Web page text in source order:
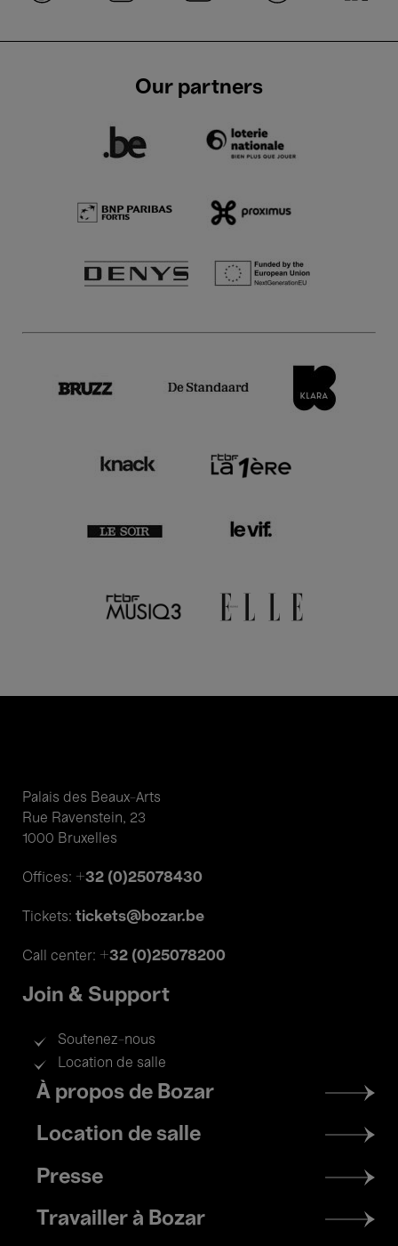
Our partners
Palais des Beaux-Arts
Rue Ravenstein, 23
1000 Bruxelles
Offices: +32 (0)25078430
Tickets: tickets@bozar.be
Call center: +32 (0)25078200
Join & Support
Soutenez-nous
Location de salle
Footer
menu
À propos de Bozar
Location de salle
Presse
Travailler à Bozar